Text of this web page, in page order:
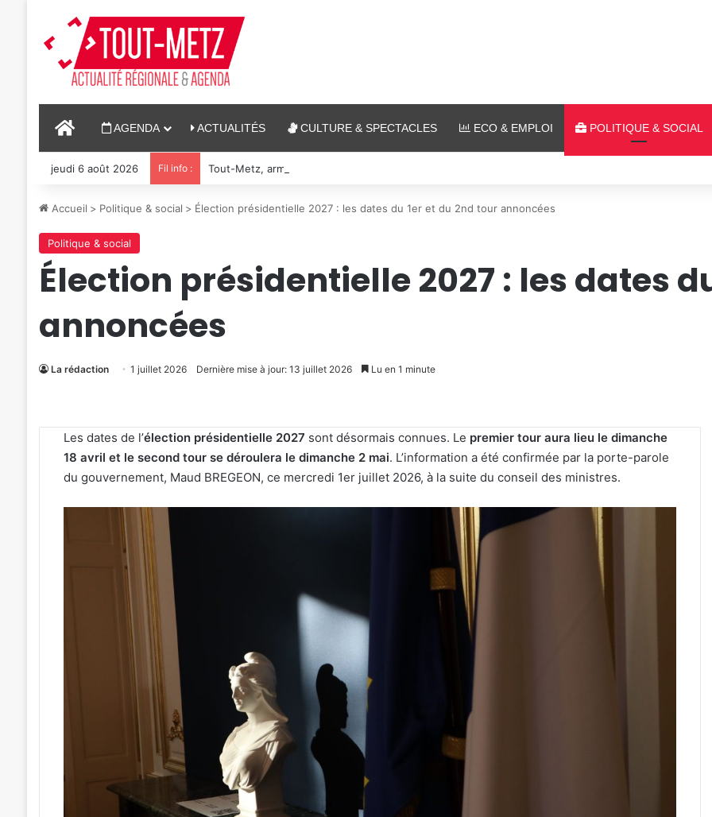
ACCUEILAGENDA ACTUALITÉS CULTURE & SPECTACLES ECO & EMPLOI POLITIQUE & SOCIAL
jeudi 6 août 2026 Fil info : Tout-Metz, armée, sports de combat : 7 actus de la semaine à Metz (31 juillet 2026)
Accueil > Politique & social > Élection présidentielle 2027 : les dates du 1er et du 2nd tour annoncées
Politique & social
Élection présidentielle 2027 : les dates
annoncées
La rédaction 1 juillet 2026 Dernière mise à jour: 13 juillet 2026 Lu en 1 minute
Les dates de l’élection présidentielle 2027 sont désormais connues. Le premier tour aura lieu le dimanche
18 avril et le second tour se déroulera le dimanche 2 mai. L’information a été confirmée par la porte-parole
du gouvernement, Maud BREGEON, ce mercredi 1er juillet 2026, à la suite du conseil des ministres.
« Une émotion particulière » :
Michel Roth en cuisine pour le
Tout-
Metz,
armée,
de
combat
31 juillet 2026
Tout-Metz, armée, sports de
Une exposition